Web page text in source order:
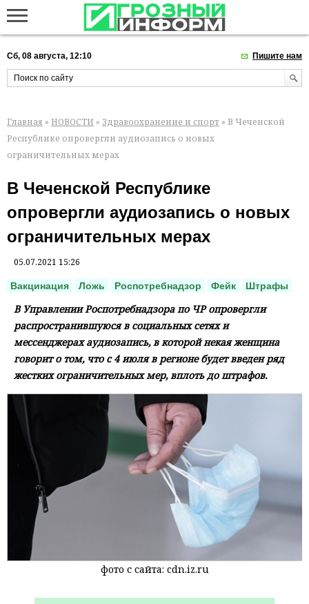
Сб, 08 августа, 12:10 Пишите нам
Главная » НОВОСТИ » Здравоохранение и спорт » В Чеченской
Республике опровергли аудиозапись о новых
ограничительных мерах
В Чеченской Республике
опровергли аудиозапись о новых
ограничительных мерах
05.07.2021 15:26
Вакцинация Ложь Роспотребнадзор Фейк Штрафы
В Управлении Роспотребнадзора по ЧР опровергли
распространившуюся в социальных сетях и
мессенджерах аудиозапись, в которой некая женщина
говорит о том, что с 4 июля в регионе будет введен ряд
жестких ограничительных мер, вплоть до штрафов.
фото с сайта: cdn.iz.ru